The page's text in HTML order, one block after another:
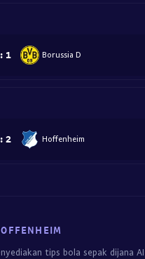
: 1 Borussia D
: 2 Hoffenheim
tips bola sepak dijana